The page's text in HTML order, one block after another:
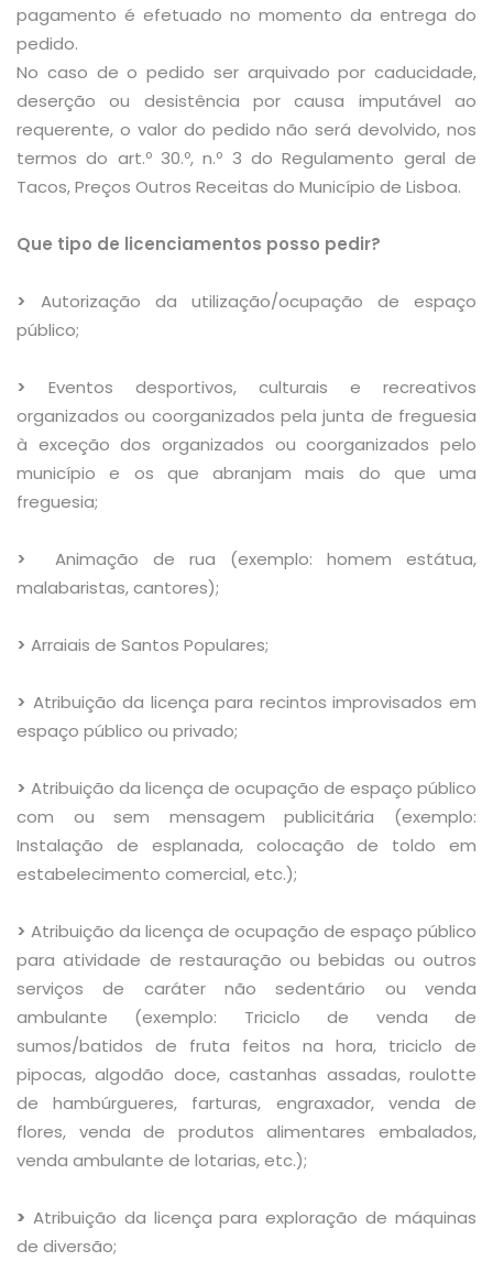
pagamento é efetuado no momento da entrega do
pedido.
No caso de o pedido ser arquivado por caducidade,
deserção ou desistência por causa imputável ao
requerente, o valor do pedido não será devolvido, nos
termos do art.º 30.º, n.º 3 do Regulamento geral de
Tacos, Preços Outros Receitas do Município de Lisboa.
Que tipo de licenciamentos posso pedir?
> Autorização da utilização/ocupação de espaço
público;
> Eventos desportivos, culturais e recreativos
organizados ou coorganizados pela junta de freguesia
à exceção dos organizados ou coorganizados pelo
município e os que abranjam mais do que uma
freguesia;
> Animação de rua (exemplo: homem estátua,
malabaristas, cantores);
> Arraiais de Santos Populares;
> Atribuição da licença para recintos improvisados em
espaço público ou privado;
> Atribuição da licença de ocupação de espaço público
com ou sem mensagem publicitária (exemplo:
Instalação de esplanada, colocação de toldo em
estabelecimento comercial, etc.);
> Atribuição da licença de ocupação de espaço público
para atividade de restauração ou bebidas ou outros
serviços de caráter não sedentário ou venda
ambulante (exemplo: Triciclo de venda de
sumos/batidos de fruta feitos na hora, triciclo de
pipocas, algodão doce, castanhas assadas, roulotte
de hambúrgueres, farturas, engraxador, venda de
flores, venda de produtos alimentares embalados,
venda ambulante de lotarias, etc.);
> Atribuição da licença para exploração de máquinas
de diversão;